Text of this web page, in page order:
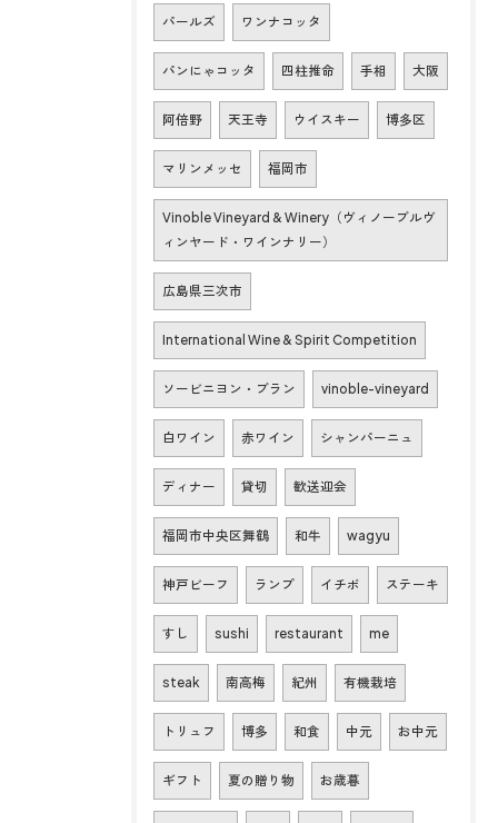
パールズ ワンナコッタ
パンにゃコッタ 四柱推命 手相 大阪
阿倍野 天王寺 ウイスキー 博多区
マリンメッセ 福岡市
Vinoble Vineyard & Winery（ヴィノーブルヴ
ィンヤード・ワインナリー）
広島県三次市
International Wine & Spirit Competition
ソービニヨン・ブラン vinoble-vineyard
白ワイン 赤ワイン シャンパーニュ
ディナー 貸切 歓送迎会
福岡市中央区舞鶴 和牛 wagyu
神戸ビーフ ランプ イチボ ステーキ
すし sushi restaurant me
steak 南高梅 紀州 有機栽培
トリュフ 博多 和食 中元 お中元
ギフト 夏の贈り物 お歳暮